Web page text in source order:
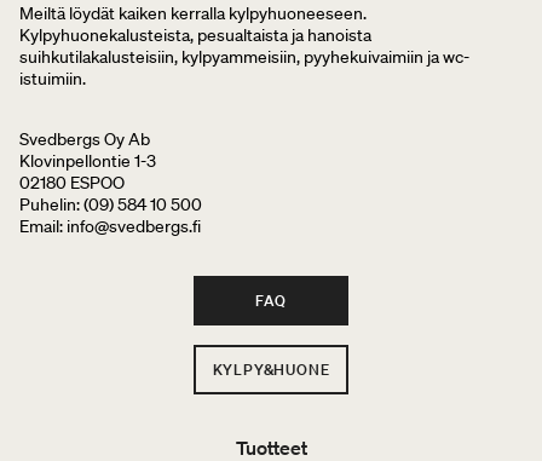
Meiltä löydät kaiken kerralla kylpyhuoneeseen.
Kylpyhuonekalusteista, pesualtaista ja hanoista
suihkutilakalusteisiin, kylpyammeisiin, pyyhekuivaimiin ja wc-
istuimiin.
Svedbergs Oy Ab
Klovinpellontie 1-3
02180 ESPOO
Puhelin: (09) 584 10 500
Email: info@svedbergs.fi
FAQ
KYLPY&HUONE
Tuotteet